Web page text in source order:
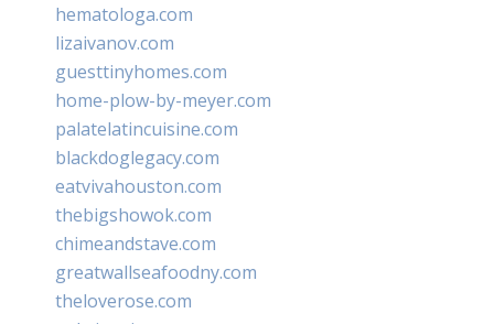
hematologa.com
lizaivanov.com
guesttinyhomes.com
home-plow-by-meyer.com
palatelatincuisine.com
blackdoglegacy.com
eatvivahouston.com
thebigshowok.com
chimeandstave.com
greatwallseafoodny.com
theloverose.com